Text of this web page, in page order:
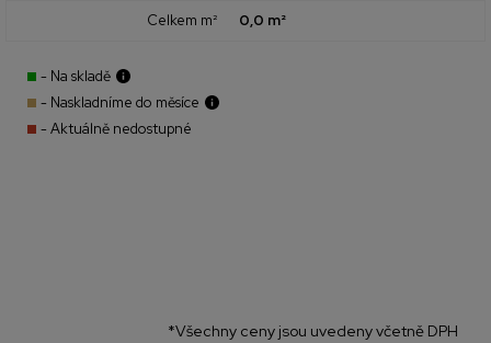
Celkem m² 0,0 m²
- Na skladě
- Naskladníme do měsíce
- Aktuálně nedostupné
*Všechny ceny jsou uvedeny včetně DPH